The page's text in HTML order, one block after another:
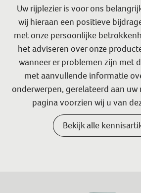
Uw rijplezier is voor ons
wij hieraan een positieve
met onze persoonlijke
het adviseren over onze
wanneer er problemen zijn met
met aanvullende informatie
onderwerpen, gerelateerd aan
pagina voorzien wij u van
Bekijk alle